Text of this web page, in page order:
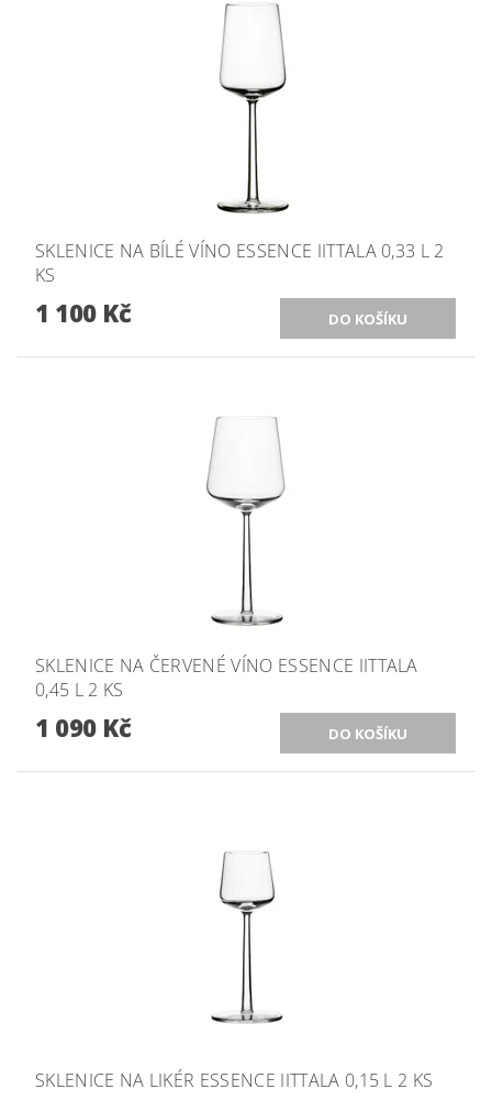
SKLENICE NA BÍLÉ VÍNO ESSENCE IITTALA 0,33 L 2
KS
1 100 Kč
SKLENICE NA ČERVENÉ VÍNO ESSENCE IITTALA
0,45 L 2 KS
1 090 Kč
SKLENICE NA LIKÉR ESSENCE IITTALA 0,15 L 2 KS